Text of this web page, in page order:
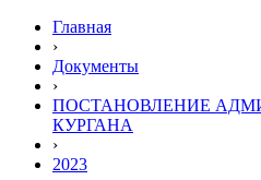
Главная
›
Документы
›
ПОСТАНОВЛЕНИЕ
КУРГАНА
›
2023